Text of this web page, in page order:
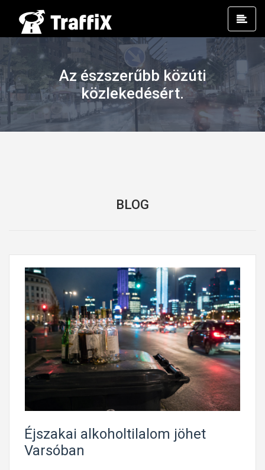
Az észszerűbb közúti
közlekedésért.
BLOG
Éjszakai alkoholtilalom jöhet
Varsóban